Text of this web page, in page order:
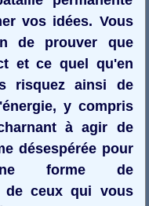
vos idées. Vous
de prouver que
et ce quel qu'en
risquez ainsi de
y compris
à agir de
désespérée pour
forme de
de ceux qui vous